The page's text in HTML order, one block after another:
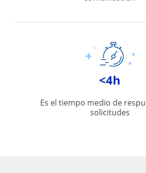
<4h
Es el tiempo medio de
solicitudes